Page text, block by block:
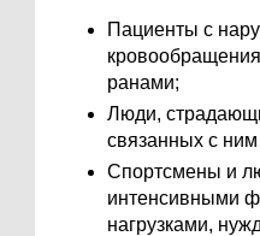
Пациенты с
ранами;
Люди,
связанных с
Спортсмены и
интенсивными
нагрузками,